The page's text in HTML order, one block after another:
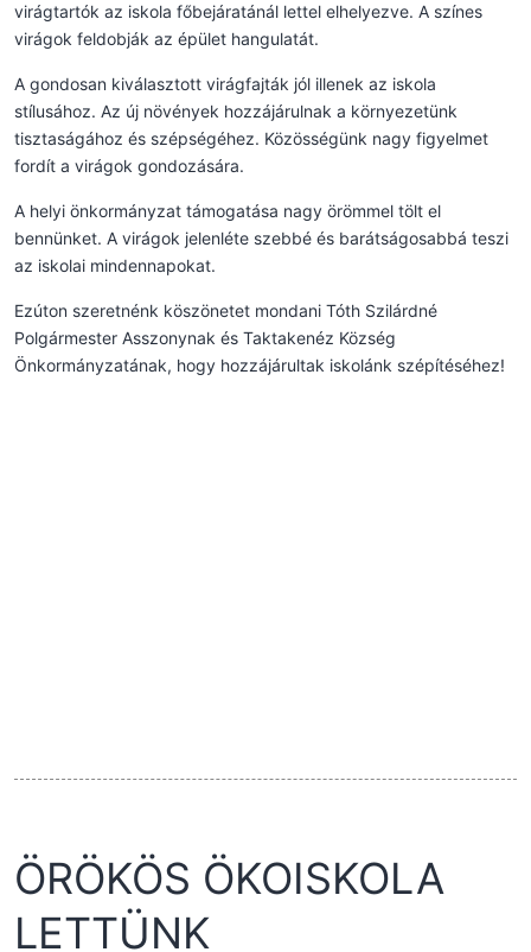
virágtartók az iskola főbejáratánál lettel elhelyezve. A színes
virágok feldobják az épület hangulatát.
A gondosan kiválasztott virágfajták jól illenek az iskola
stílusához. Az új növények hozzájárulnak a környezetünk
tisztaságához és szépségéhez. Közösségünk nagy figyelmet
fordít a virágok gondozására.
A helyi önkormányzat támogatása nagy örömmel tölt el
bennünket. A virágok jelenléte szebbé és barátságosabbá teszi
az iskolai mindennapokat.
Ezúton szeretnénk köszönetet mondani Tóth Szilárdné
Polgármester Asszonynak és Taktakenéz Község
Önkormányzatának, hogy hozzájárultak iskolánk szépítéséhez!
ÖRÖKÖS ÖKOISKOLA
LETTÜNK